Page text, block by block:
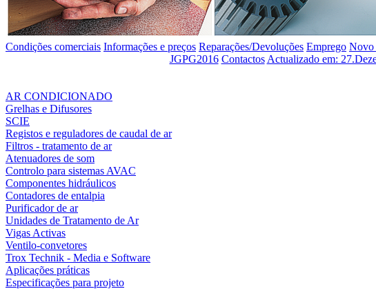
Condições comerciais Informações e preços Reparações/Devoluções Emprego Novo
JGPG2016 Contactos Actualizado em:
AR CONDICIONADO
Grelhas e Difusores
SCIE
Registos e reguladores de caudal de ar
Filtros - tratamento de ar
Atenuadores de som
Controlo para sistemas AVAC
Componentes hidráulicos
Contadores de entalpia
Purificador de ar
Unidades de Tratamento de Ar
Vigas Activas
Ventilo-convetores
Trox Technik - Media e Software
Aplicações práticas
Especificações para projeto